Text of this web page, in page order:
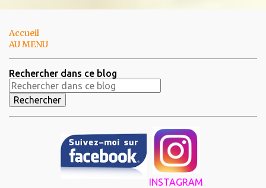
Accueil
AU MENU
Rechercher dans ce blog
INSTAGRAM